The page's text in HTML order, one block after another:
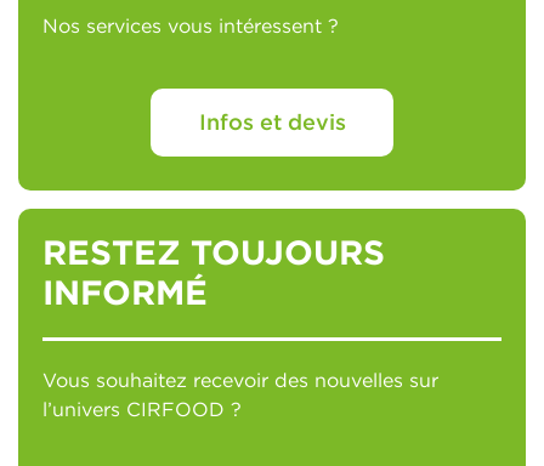
Nos services vous intéressent ?
Infos et devis
RESTEZ TOUJOURS
INFORMÉ
Vous souhaitez recevoir des nouvelles sur
l’univers CIRFOOD ?